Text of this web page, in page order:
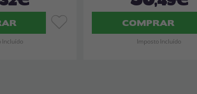
Incluído
COMPRAR
Imposto Incluído